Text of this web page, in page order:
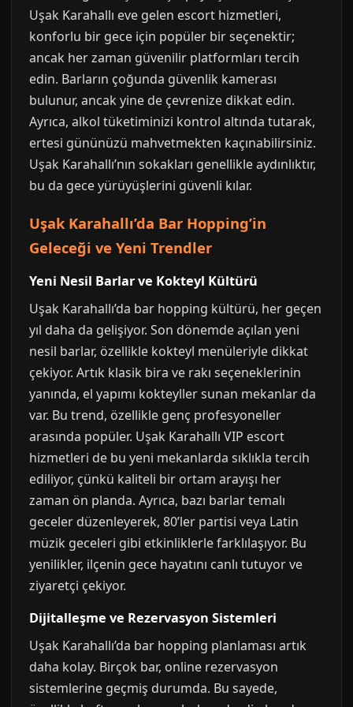
Uşak Karahallı eve gelen escort hizmetleri,
konforlu bir gece için popüler bir seçenektir;
ancak her zaman güvenilir platformları tercih
edin. Barların çoğunda güvenlik kamerası
bulunur, ancak yine de çevrenize dikkat edin.
Ayrıca, alkol tüketiminizi kontrol altında tutarak,
ertesi gününüzü mahvetmekten kaçınabilirsiniz.
Uşak Karahallı’nın sokakları genellikle aydınlıktır,
bu da gece yürüyüşlerini güvenli kılar.
Uşak Karahallı’da Bar Hopping’in
Geleceği ve Yeni Trendler
Yeni Nesil Barlar ve Kokteyl Kültürü
Uşak Karahallı’da bar hopping kültürü, her geçen
yıl daha da gelişiyor. Son dönemde açılan yeni
nesil barlar, özellikle kokteyl menüleriyle dikkat
çekiyor. Artık klasik bira ve rakı seçeneklerinin
yanında, el yapımı kokteyller sunan mekanlar da
var. Bu trend, özellikle genç profesyoneller
arasında popüler. Uşak Karahallı VIP escort
hizmetleri de bu yeni mekanlarda sıklıkla tercih
ediliyor, çünkü kaliteli bir ortam arayışı her
zaman ön planda. Ayrıca, bazı barlar temalı
geceler düzenleyerek, 80’ler partisi veya Latin
müzik geceleri gibi etkinliklerle farklılaşıyor. Bu
yenilikler, ilçenin gece hayatını canlı tutuyor ve
ziyaretçi çekiyor.
Dijitalleşme ve Rezervasyon Sistemleri
Uşak Karahallı’da bar hopping planlaması artık
daha kolay. Birçok bar, online rezervasyon
sistemlerine geçmiş durumda. Bu sayede,